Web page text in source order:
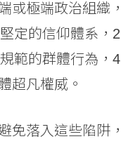
或極端政治組織
定的信仰體系，
範的群體行為，
超凡權威。
免落入這些陷阱